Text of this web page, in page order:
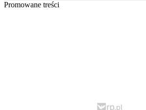
Promowane treści